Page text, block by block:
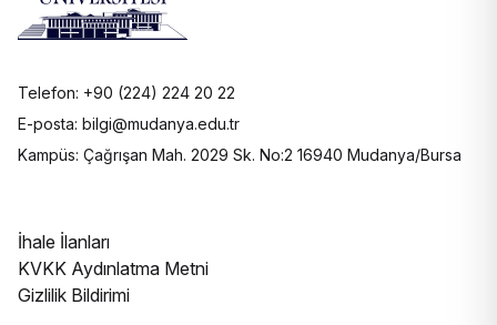
Telefon: +90 (224) 224 20 22
E-posta: bilgi@mudanya.edu.tr
Kampüs: Çağrışan Mah. 2029 Sk. No:2 16940 Mudanya/Bursa
İhale İlanları
KVKK Aydınlatma Metni
Gizlilik Bildirimi